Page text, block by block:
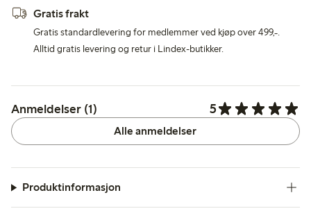
Gratis frakt
Gratis standardlevering for medlemmer ved kjøp over 499,-.
Alltid gratis levering og retur i Lindex-butikker.
Anmeldelser (1) 5
Alle anmeldelser
Produktinformasjon